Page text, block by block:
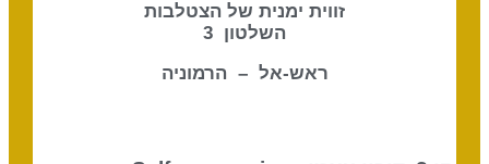
זווית ימנית של הצטלבות
השלטון 3
ראש-אל – הרמוניה